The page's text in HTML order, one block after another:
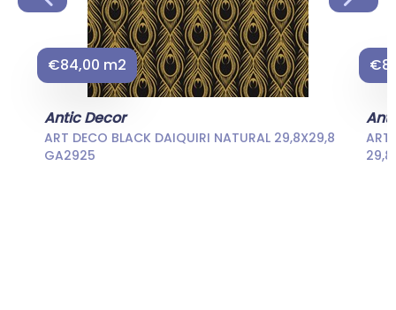
€84,00 m2
Antic Decor
ART DECO BLACK DAIQUIRI NATURAL 29,8X29,8
GA2925
ART